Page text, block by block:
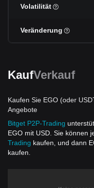
Volatilität
Veränderung
KaufVerkauf
Kaufen Sie EGO (oder
Angebote
Bitget P2P-Trading
EGO mit USD. Sie können
Trading kaufen, und dann
kaufen.